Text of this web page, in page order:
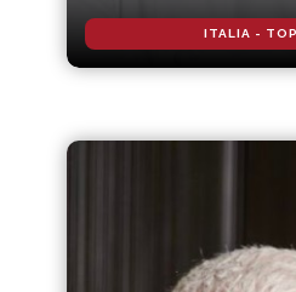
ITALIA -